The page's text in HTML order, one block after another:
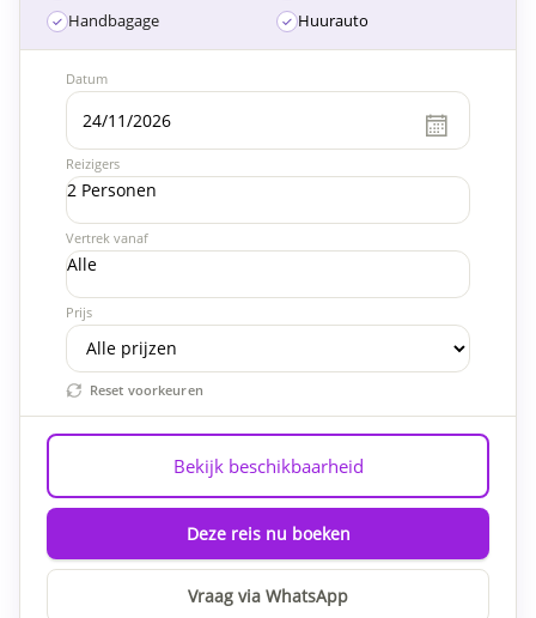
Handbagage
Huurauto
Reizigers
2 Personen
Vertrek vanaf
Alle
Prijs
Datum
Reset voorkeuren
Bekijk beschikbaarheid
Deze reis nu boeken
Vraag via WhatsApp